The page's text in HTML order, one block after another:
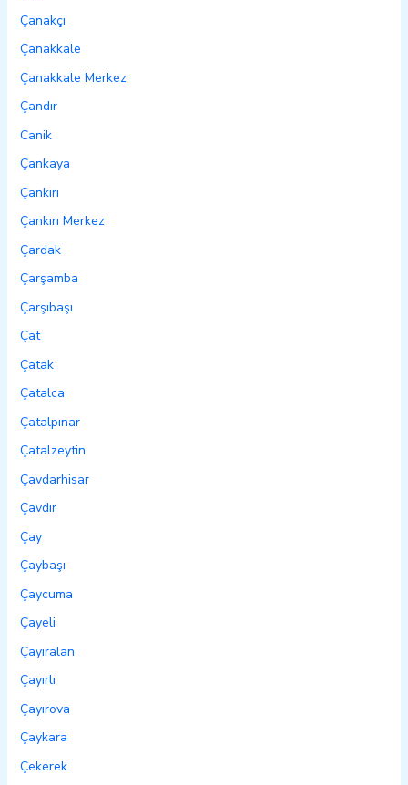
Çanakçı
Çanakkale
Çanakkale Merkez
Çandır
Canik
Çankaya
Çankırı
Çankırı Merkez
Çardak
Çarşamba
Çarşıbaşı
Çat
Çatak
Çatalca
Çatalpınar
Çatalzeytin
Çavdarhisar
Çavdır
Çay
Çaybaşı
Çaycuma
Çayeli
Çayıralan
Çayırlı
Çayırova
Çaykara
Çekerek